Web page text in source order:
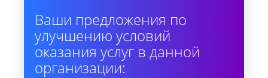
Ваши предложения по
улучшению условий
оказания услуг в данной
организации: